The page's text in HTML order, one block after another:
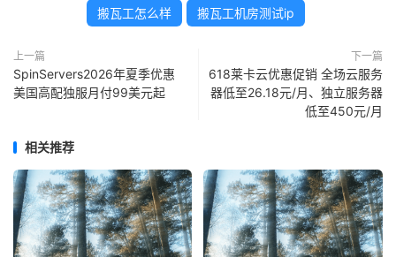
搬瓦工怎么样 搬瓦工机房测试ip
上一篇
SpinServers2026年夏季优惠
美国高配独服月付99美元起
下一篇
618莱卡云优惠促销 全场云服务
器低至26.18元/月、独立服务器
低至450元/月
相关推荐